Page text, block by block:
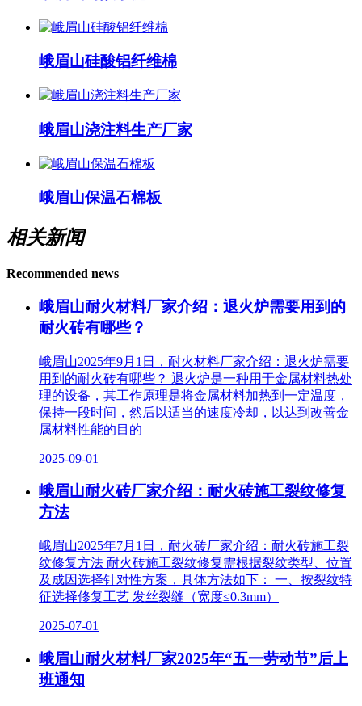
峨眉山硅酸铝纤维棉
峨眉山浇注料生产厂家
峨眉山保温石棉板
相关新闻
Recommended news
峨眉山耐火材料厂家介绍：退火炉需要用到的
耐火砖有哪些？
峨眉山2025年9月1日，耐火材料厂家介绍：退火炉需要
用到的耐火砖有哪些？ 退火炉是一种用于金属材料热处
理的设备，其工作原理是将金属材料加热到一定温度，
保持一段时间，然后以适当的速度冷却，以达到改善金
属材料性能的目的
2025-09-01
峨眉山耐火砖厂家介绍：耐火砖施工裂纹修复
方法
峨眉山2025年7月1日，耐火砖厂家介绍：耐火砖施工裂
纹修复方法 耐火砖施工裂纹修复需根据裂纹类型、位置
及成因选择针对性方案，具体方法如下： 一、按裂纹特
征选择修复工艺‌ 发丝裂缝（宽度≤0.3mm）‌
2025-07-01
峨眉山耐火材料厂家2025年“五一劳动节”后上
班通知